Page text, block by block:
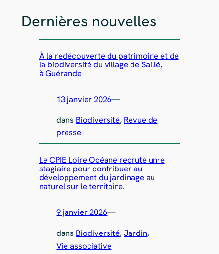
Dernières nouvelles
À la redécouverte du patrimoine et de
la biodiversité du village de Saillé,
à Guérande
13 janvier 2026—
dans Biodiversité, Revue de
presse
Le CPIE Loire Océane recrute un·e
stagiaire pour contribuer au
développement du jardinage au
naturel sur le territoire.
9 janvier 2026—
dans Biodiversité, Jardin
Vie associative